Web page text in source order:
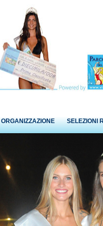
ORGANIZZAZIONE SELEZIONI